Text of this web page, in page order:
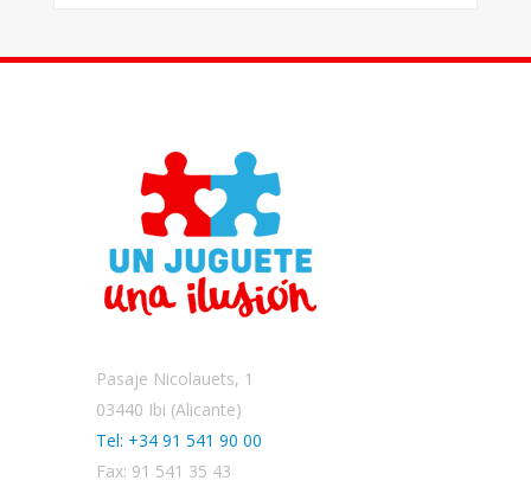
Pasaje Nicolauets, 1
03440 Ibi (Alicante)
Tel: +34 91 541 90 00
Fax: 91 541 35 43